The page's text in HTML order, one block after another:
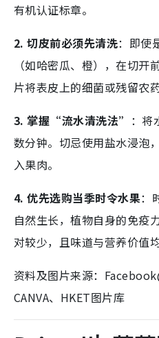
有机认证标章。
2. 切皮前必须先清洗：即使
（如哈密瓜、橙），在切
片将表皮上的细菌或残留农
3. 掌握“流水清洗法” ：将
数分钟。切忌使用盐水浸泡
入果肉。
4. 优先选购当季时令水果：
自然生长，植物自身的免疫
对较少，且味道与营养价值
资料及图片来源：
CANVA、HKET图片库